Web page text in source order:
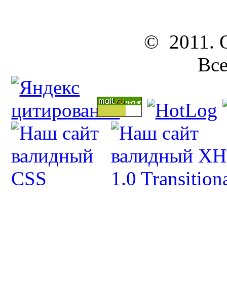
© 2011.
Все